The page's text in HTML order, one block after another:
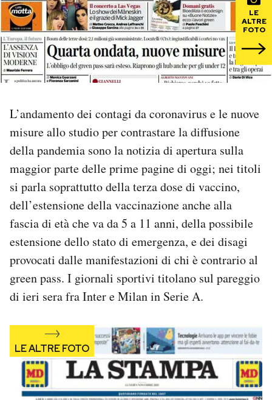
PODCAST
NEWSLETTER
CALENDARIO
AREA PERSONALE
Area Personale
Newsletter
Notifiche mobile
Regala il Post
Esci
LE
ALTRE
FOTO
L’andamento dei contagi da coronavirus e le nuove
misure allo studio per contrastare la diffusione
della pandemia sono la notizia di apertura sulla
maggior parte delle prime pagine di oggi; nei titoli
si parla soprattutto della terza dose di vaccino,
dell’estensione della vaccinazione anche alla
fascia di età che va da 5 a 11 anni, della possibile
estensione dello stato di emergenza, e dei disagi
provocati dalle manifestazioni di chi è contrario al
green pass. I giornali sportivi titolano sul pareggio
di ieri sera fra Inter e Milan in Serie A.